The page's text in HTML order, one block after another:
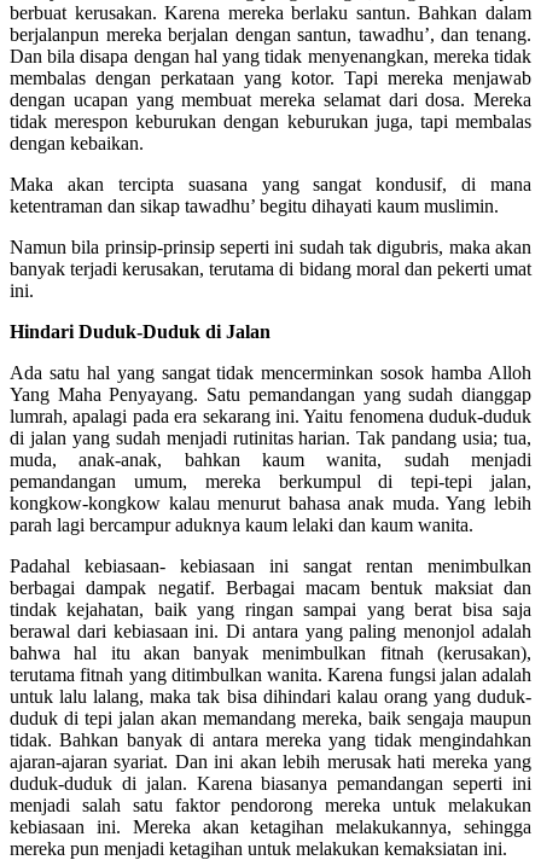
Artinya mereka bukanlah orang yang beringas, congkak, tidak pula
berbuat kerusakan. Karena mereka berlaku santun. Bahkan dalam
berjalanpun mereka berjalan dengan santun, tawadhu’, dan tenang.
Dan bila disapa dengan hal yang tidak menyenangkan, mereka tidak
membalas dengan perkataan yang kotor. Tapi mereka menjawab
dengan ucapan yang membuat mereka selamat dari dosa. Mereka
tidak merespon keburukan dengan keburukan juga, tapi membalas
Maka akan tercipta suasana yang sangat kondusif, di mana
Namun bila prinsip-prinsip seperti ini sudah tak digubris, maka akan
banyak terjadi kerusakan, terutama di bidang moral dan pekerti umat
Ada satu hal yang sangat tidak mencerminkan sosok hamba Alloh
Yang Maha Penyayang. Satu pemandangan yang sudah dianggap
lumrah, apalagi pada era sekarang ini. Yaitu fenomena duduk-duduk
di jalan yang sudah menjadi rutinitas harian. Tak pandang usia; tua,
muda, anak-anak, bahkan kaum wanita, sudah menjadi
pemandangan umum, mereka berkumpul di tepi-tepi jalan,
kongkow-kongkow kalau menurut bahasa anak muda. Yang lebih
Padahal kebiasaan- kebiasaan ini sangat rentan menimbulkan
berbagai dampak negatif. Berbagai macam bentuk maksiat dan
tindak kejahatan, baik yang ringan sampai yang berat bisa saja
berawal dari kebiasaan ini. Di antara yang paling menonjol adalah
bahwa hal itu akan banyak menimbulkan fitnah (kerusakan),
terutama fitnah yang ditimbulkan wanita. Karena fungsi jalan adalah
untuk lalu lalang, maka tak bisa dihindari kalau orang yang duduk-
duduk di tepi jalan akan memandang mereka, baik sengaja maupun
tidak. Bahkan banyak di antara mereka yang tidak mengindahkan
ajaran-ajaran syariat. Dan ini akan lebih merusak hati mereka yang
duduk-duduk di jalan. Karena biasanya pemandangan seperti ini
menjadi salah satu faktor pendorong mereka untuk melakukan
kebiasaan ini. Mereka akan ketagihan melakukannya, sehingga